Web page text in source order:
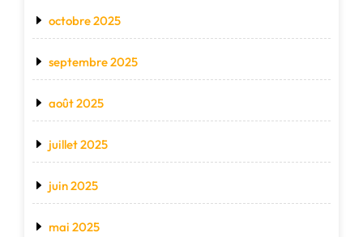
octobre 2025
septembre 2025
août 2025
juillet 2025
juin 2025
mai 2025